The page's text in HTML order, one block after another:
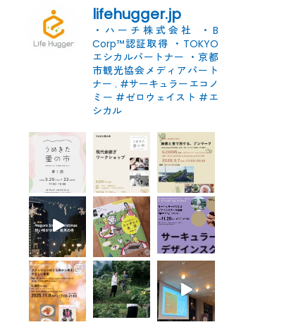
lifehugger.jp
・ハーチ株式会社
・B
Corp™認証取得 ・TOKYO
エシカルパートナー ・京都
市観光協会メディアパート
ナー . #サーキュラーエコノ
ミー #ゼロウェイスト #エ
シカル